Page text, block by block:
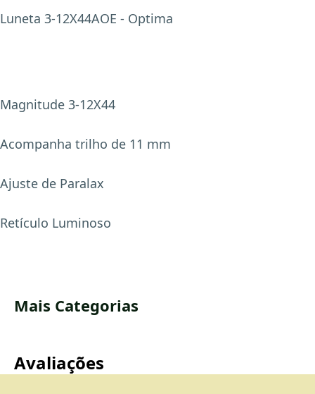
Luneta 3-12X44AOE - Optima
Magnitude 3-12X44
Acompanha trilho de 11 mm
Ajuste de Paralax
Retículo Luminoso
Mais Categorias
Avaliações